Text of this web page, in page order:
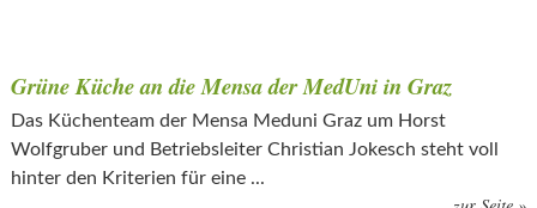
Grüne Küche an die Mensa der MedUni in Graz
Das Küchenteam der Mensa Meduni Graz um Horst
Wolfgruber und Betriebsleiter Christian Jokesch steht voll
hinter den Kriterien für eine ...